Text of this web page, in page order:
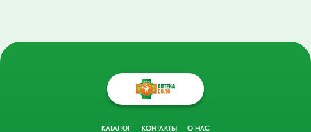
КАТАЛОГ КОНТАКТЫ О НАС